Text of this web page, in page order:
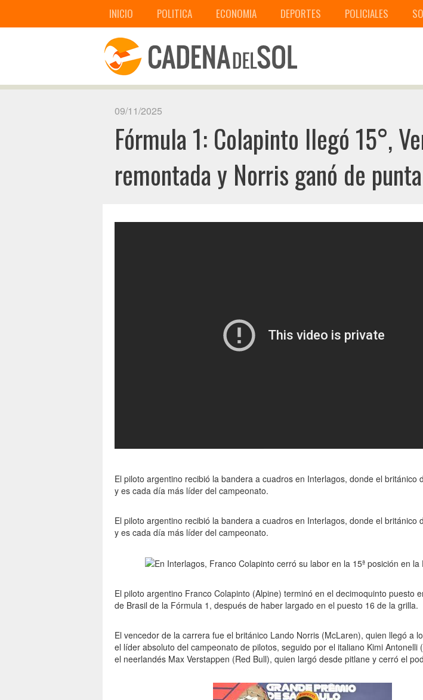
INICIO POLITICA ECONOMIA DEPORTES POLICIALES
09/11/2025
Fórmula 1: Colapinto llegó 15°,
remontada y Norris ganó de
El piloto argentino recibió la bandera a cuadros en Interlagos, donde el británico
y es cada día más líder del campeonato.
El piloto argentino recibió la bandera a cuadros en Interlagos, donde el británico
y es cada día más líder del campeonato.
El piloto argentino Franco Colapinto (Alpine) terminó en el decimoquinto puesto
de Brasil de la Fórmula 1, después de haber largado en el puesto 16 de la grilla.
El vencedor de la carrera fue el británico Lando Norris (McLaren), quien llegó a
el líder absoluto del campeonato de pilotos, seguido por el italiano Kimi Antonelli
el neerlandés Max Verstappen (Red Bull), quien largó desde pitlane y cerró el